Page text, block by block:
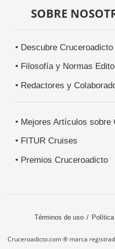
SOBRE
• Descubre Cruceroadicto
• Filosofía y Normas
• Redactores y
• Mejores Artículos sobre
• FITUR Cruises
• Premios Cruceroadicto
Términos de uso
Cruceroadicto.com ® marca